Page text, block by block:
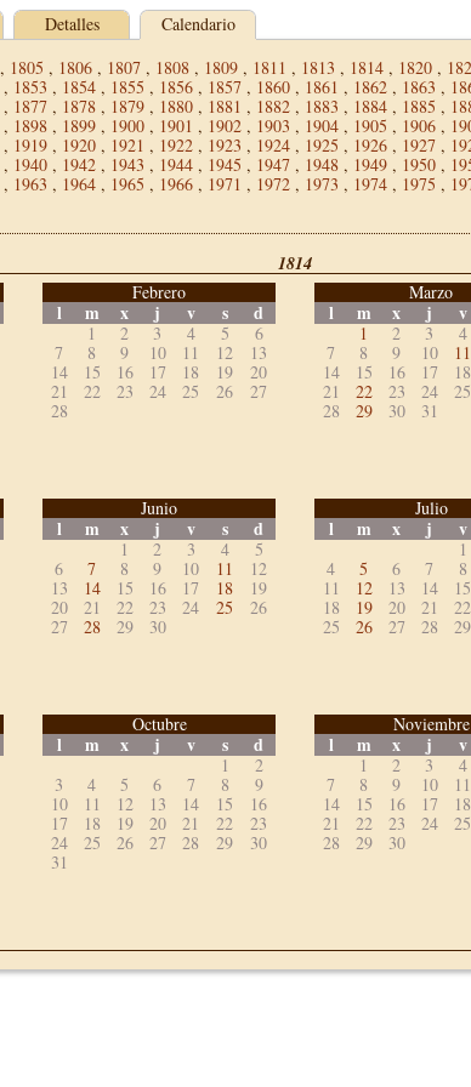
Detalles
Calendario
, 1805 , 1806 , 1807 , 1808 , 1809 , 1811 , 1813 , 1814 , 1820 ,
, 1853 , 1854 , 1855 , 1856 , 1857 , 1860 , 1861 , 1862 , 1863 ,
, 1877 , 1878 , 1879 , 1880 , 1881 , 1882 , 1883 , 1884 , 1885 ,
, 1898 , 1899 , 1900 , 1901 , 1902 , 1903 , 1904 , 1905 , 1906 ,
, 1919 , 1920 , 1921 , 1922 , 1923 , 1924 , 1925 , 1926 , 1927 ,
, 1940 , 1942 , 1943 , 1944 , 1945 , 1947 , 1948 , 1949 , 1950 ,
, 1963 , 1964 , 1965 , 1966 , 1971 , 1972 , 1973 , 1974 , 1975 ,
1814
Febrero
l m x j v s d
1 2 3 4 5
6
7
8 9 10 11 12
13
14
15 16 17 18 19
20
21
22 23 24 25 26
27
28
Marzo
l m x j v
1 2 3 4
7
8 9 10 11
14
15 16 17 18
21
22 23 24 25
28
29 30 31
Junio
l m x j v s d
1 2 3 4
5
6
7 8 9 10 11
12
13
14 15 16 17 18
19
20
21 22 23 24 25
26
27
28 29 30
Julio
l m x j v
1
4
5 6 7 8
11
12 13 14 15
18
19 20 21 22
25
26 27 28 29
Octubre
l m x j v s d
1
2
3
4 5 6 7 8
9
10
11 12 13 14 15
16
17
18 19 20 21 22
23
24
25 26 27 28 29
30
31
Noviembre
l m x j v
1 2 3 4
7
8 9 10 11
14
15 16 17 18
21
22 23 24 25
28
29 30